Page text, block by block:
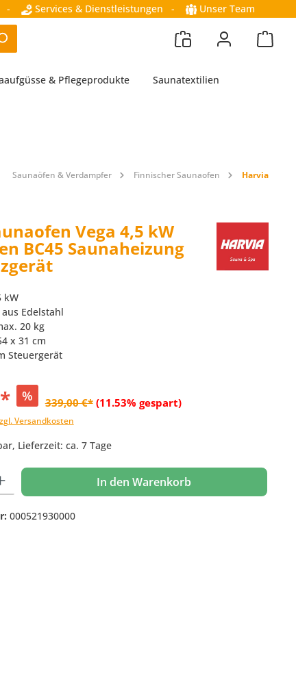
- Services & Dienstleistungen - Unser Team
& Pflegeprodukte Saunatextilien
Saunaöfen & Verdampfer Finnischer Saunaofen Harvia
Vega 4,5 kW
BC45 Saunaheizung
kW
Edelstahl
20 kg
x 31 cm
Steuergerät
% 339,00 €* (11.53% gespart)
Versandkosten
Lieferzeit: ca. 7 Tage
den gewünschten Wert ein oder benutze die Schaltflächen um die
In den Warenkorb
000521930000